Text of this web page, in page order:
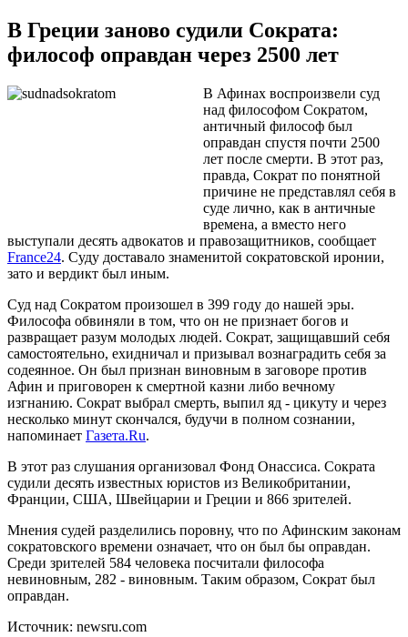
В Греции заново судили Сократа:
философ оправдан через 2500 лет
В Афинах воспроизвели суд
над философом Сократом,
античный философ был
оправдан спустя почти 2500
лет после смерти. В этот раз,
правда, Сократ по понятной
причине не представлял себя в
суде лично, как в античные
времена, а вместо него
выступали десять адвокатов и правозащитников, сообщает
France24. Суду доставало знаменитой сократовской иронии,
зато и вердикт был иным.
Суд над Сократом произошел в 399 году до нашей эры.
Философа обвиняли в том, что он не признает богов и
развращает разум молодых людей. Сократ, защищавший себя
самостоятельно, ехидничал и призывал вознаградить себя за
содеянное. Он был признан виновным в заговоре против
Афин и приговорен к смертной казни либо вечному
изгнанию. Сократ выбрал смерть, выпил яд - цикуту и через
несколько минут скончался, будучи в полном сознании,
напоминает Газета.Ru.
В этот раз слушания организовал Фонд Онассиса. Сократа
судили десять известных юристов из Великобритании,
Франции, США, Швейцарии и Греции и 866 зрителей.
Мнения судей разделились поровну, что по Афинским законам
сократовского времени означает, что он был бы оправдан.
Среди зрителей 584 человека посчитали философа
невиновным, 282 - виновным. Таким образом, Сократ был
оправдан.
Источник: newsru.com